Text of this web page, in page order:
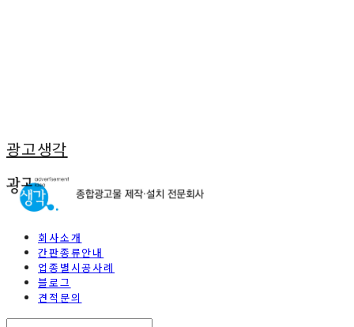
광고생각
회사소개
간판종류안내
업종별시공사례
블로그
견적문의